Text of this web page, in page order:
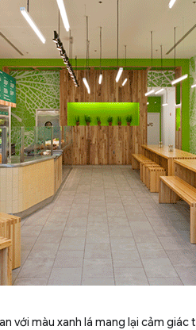
với màu xanh lá mang lại cảm giác